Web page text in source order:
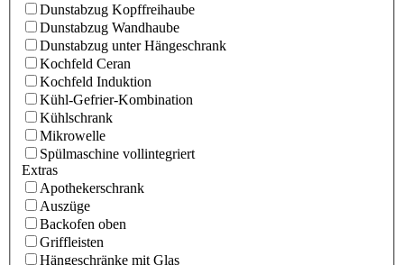
Dunstabzug Kopffreihaube
Dunstabzug Wandhaube
Dunstabzug unter Hängeschrank
Kochfeld Ceran
Kochfeld Induktion
Kühl-Gefrier-Kombination
Kühlschrank
Mikrowelle
Spülmaschine vollintegriert
Extras
Apothekerschrank
Auszüge
Backofen oben
Griffleisten
Hängeschränke mit Glas